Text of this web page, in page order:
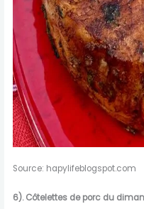
Source: hapylifeblogspot.com
6). Côtelettes de porc du